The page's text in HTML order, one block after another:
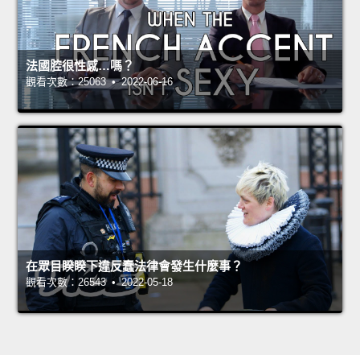
法國腔很性感…嗎？
觀看次數：25063 • 2022-06-16
在眾目睽睽下違反蠢法律會發生什麼事？
觀看次數：26543 • 2022-05-18